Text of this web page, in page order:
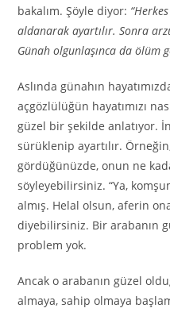
bakalım. Şöyle diyor:
aldanarak ayartılır. Sonra
Günah olgunlaşınca da ölüm
Aslında günahın
açgözlülüğün hayatımızı
güzel bir şekilde anlatıyor.
sürüklenip ayartılır.
gördüğünüzde, onun ne
söyleyebilirsiniz. “Ya,
almış. Helal olsun, aferin
diyebilirsiniz. Bir arabanın
problem yok.
Ancak o arabanın güzel
almaya, sahip olmaya